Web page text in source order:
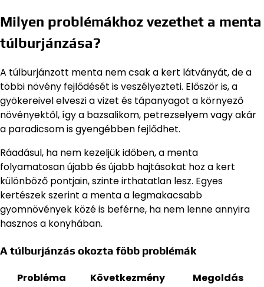
Milyen problémákhoz vezethet a menta
túlburjánzása?
A túlburjánzott menta nem csak a kert látványát, de a
többi növény fejlődését is veszélyezteti. Először is, a
gyökereivel elveszi a vizet és tápanyagot a környező
növényektől, így a bazsalikom, petrezselyem vagy akár
a paradicsom is gyengébben fejlődhet.
Ráadásul, ha nem kezeljük időben, a menta
folyamatosan újabb és újabb hajtásokat hoz a kert
különböző pontjain, szinte irthatatlan lesz. Egyes
kertészek szerint a menta a legmakacsabb
gyomnövények közé is beférne, ha nem lenne annyira
hasznos a konyhában.
A túlburjánzás okozta főbb problémák
Probléma Következmény
Megoldás